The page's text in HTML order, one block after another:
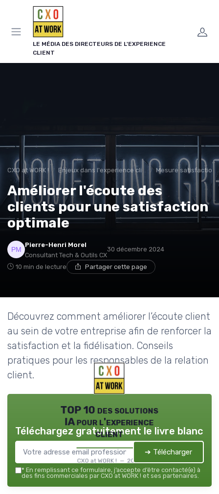
LE MÉDIA DES DIRECTEURS DE L'EXPERIENCE
CLIENT
CXO at WORK ! Enjeux dans l'experience client Mesure satisfaction
Améliorer l'écoute des
clients pour une satisfaction
optimale
Pierre-Henri Morel
Consultant Tech & Outils CX
30 décembre 2024
10 min de lecture Partager cette page
Découvrez comment améliorer l’écoute client
au sein de votre entreprise afin de renforcer la
satisfaction et la fidélisation. Conseils
pratiques pour les responsables de la relation
client.
TOP 10 des solutions
IA pour l'experience
client
CXO at WORK ! — 2026
Téléchargez gratuitement le livre blanc
➔ Télécharger
* En remplissant ce formulaire, j’accepte d’être contacté(e) à
des fins commerciales par CXO at WORK ! et ses partenaires.
Panneau de gestion des cookies